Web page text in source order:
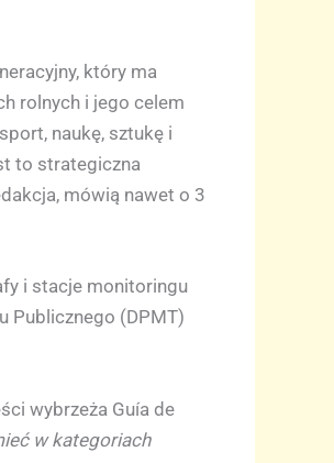
który ma
rolnych i jego celem
naukę, sztukę i
to strategiczna
mówią nawet o 3
i stacje monitoringu
Publicznego (DPMT)
wybrzeża Guía de
w kategoriach